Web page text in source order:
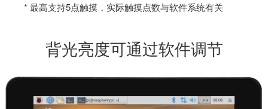
* 最高支持5点触摸，实际触摸点数与软件系统有关
背光亮度可通过软件调节